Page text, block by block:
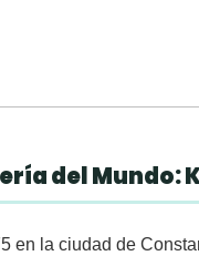
del Mundo:
en la ciudad de